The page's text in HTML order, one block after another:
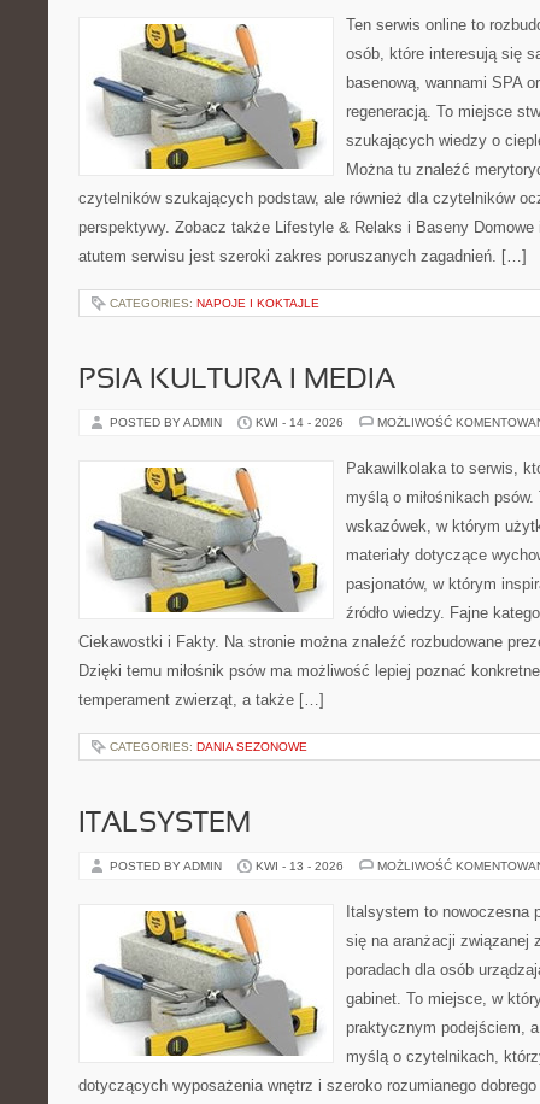
Ten serwis online to
osób, które interesują się
basenową, wannami SPA
regeneracją. To miejsce
szukających wiedzy o
Można tu znaleźć
czytelników szukających podstaw, ale również dla czytelników
perspektywy. Zobacz także Lifestyle & Relaks i Baseny Domowe
atutem serwisu jest szeroki zakres poruszanych zagadnień. […]
CATEGORIES: NAPOJE I KOKTAJLE
PSIA KULTURA I MEDIA
POSTED BY ADMIN KWI - 14 - 2026 MOŻLIWOŚĆ
Pakawilkolaka to serwis,
myślą o miłośnikach
wskazówek, w którym
materiały dotyczące
pasjonatów, w którym
źródło wiedzy. Fajne
Ciekawostki i Fakty. Na stronie można znaleźć rozbudowane
Dzięki temu miłośnik psów ma możliwość lepiej poznać
temperament zwierząt, a także […]
CATEGORIES: DANIA SEZONOWE
ITALSYSTEM
POSTED BY ADMIN KWI - 13 - 2026 MOŻLIWOŚĆ
Italsystem to nowoczesna
się na aranżacji związanej
poradach dla osób
gabinet. To miejsce, w
praktycznym podejściem,
myślą o czytelnikach,
dotyczących wyposażenia wnętrz i szeroko rozumianego